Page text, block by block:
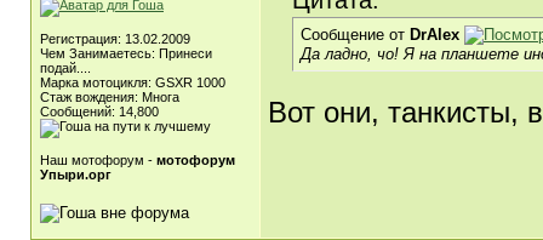
Регистрация: 13.02.2009
Чем Занимаетесь: Принеси
подай....
Марка мотоцикля: GSXR 1000
Стаж вождения: Многа
Сообщений: 14,800
Наш мотофорум - мотофорум
Упыри.орг
Сообщение от DrAlex
Да ладно, чо! Я на планшете
Вот они, танкисты,